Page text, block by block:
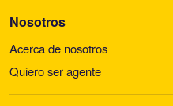
Nosotros
Acerca de nosotros
Quiero ser agente